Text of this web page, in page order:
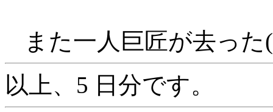
また一人巨匠が去った
以上、5 日分です。